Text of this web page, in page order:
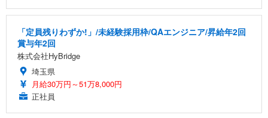
「定員残りわずか!」/未経験採用枠/QAエンジニア/昇給年2回
賞与年2回
株式会社HyBridge
埼玉県
月給30万円～51万8,000円
正社員